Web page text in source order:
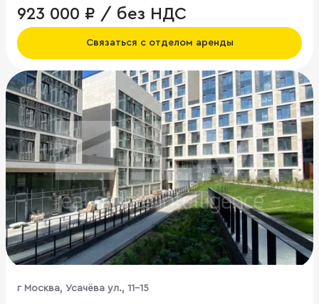
923 000 ₽ / без НДС
Связаться с отделом аренды
г Москва, Усачёва ул., 11-15